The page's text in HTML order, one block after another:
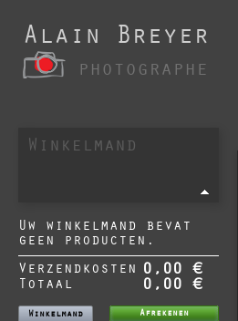
Alain Breyer
photographe
Winkelmand
Uw winkelmand bevat
geen producten.
Verzendkosten 0,00 €
Totaal 0,00 €
Winkelmand Afrekenen